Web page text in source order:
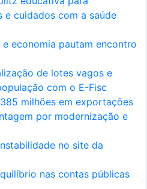
e cuidados com a saúde
economia pautam encontro
de lotes vagos e
com o E-Fisc
milhões em exportações
por modernização e
no site da
nas contas públicas